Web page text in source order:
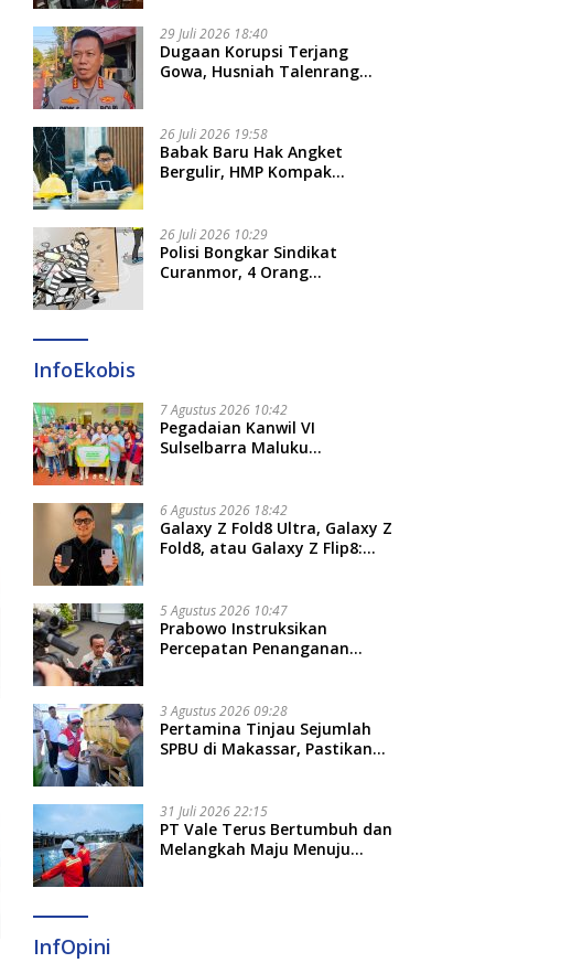
Rp16 Miliar
29 Juli 2026 18:40
Dugaan Korupsi Terjang
Gowa, Husniah Talenrang
26 Juli 2026 19:58
​Babak Baru Hak Angket
Bergulir, HMP Kompak
26 Juli 2026 10:29
Polisi Bongkar Sindikat
Curanmor, 4 Orang
InfoEkobis
7 Agustus 2026 10:42
Pegadaian Kanwil VI
Sulselbarra Maluku
Masyarakat
6 Agustus 2026 18:42
Galaxy Z Fold8 Ultra, Galaxy Z
Fold8, atau Galaxy Z Flip8:
5 Agustus 2026 10:47
Prabowo Instruksikan
Percepatan Penanganan
3 Agustus 2026 09:28
Pertamina Tinjau Sejumlah
SPBU di Makassar, Pastikan
31 Juli 2026 22:15
PT Vale Terus Bertumbuh dan
Melangkah Maju Menuju
InfOpini